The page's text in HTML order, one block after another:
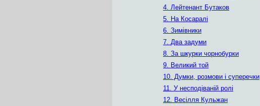
4. Лейтенант Бутаков
5. На Косаралі
6. Зимівники
7. Два задуми
8. За шкурки чорнобурки
9. Великий той
10. Думки, розмови і суперечки
11. У несподіваній ролі
12. Весілля Кульжан